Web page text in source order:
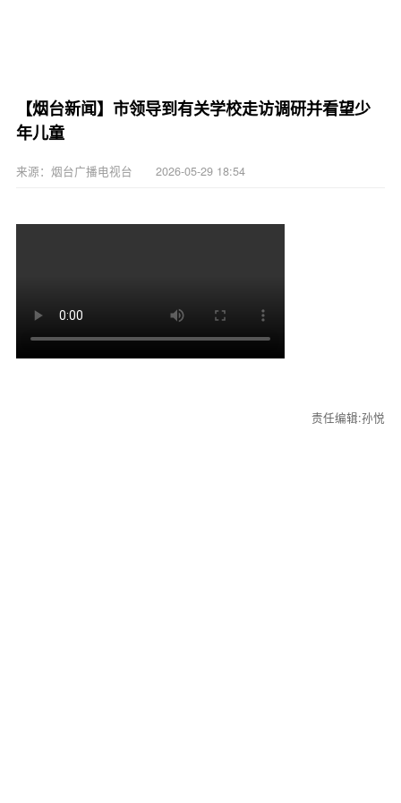
【烟台新闻】市领导到有关学校走访调研并看望少
年儿童
来源：烟台广播电视台 2026-05-29 18:54
责任编辑:孙悦